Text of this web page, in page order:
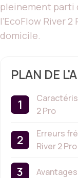
pleinement parti
l’EcoFlow River
domicile.
PLAN DE
2 Pro
Erreurs
River 2 Pro